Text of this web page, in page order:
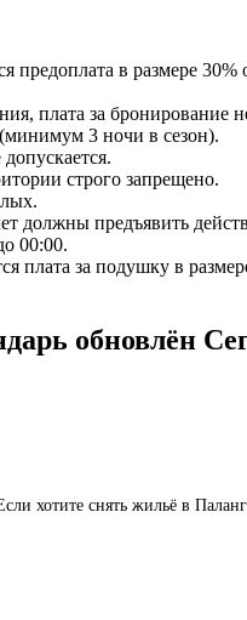
предоплата в размере
плата за бронирование
3 ночи в сезон).
строго запрещено.
должны предъявить
00:00.
плата за подушку в
обновлён
хотите снять жильё в